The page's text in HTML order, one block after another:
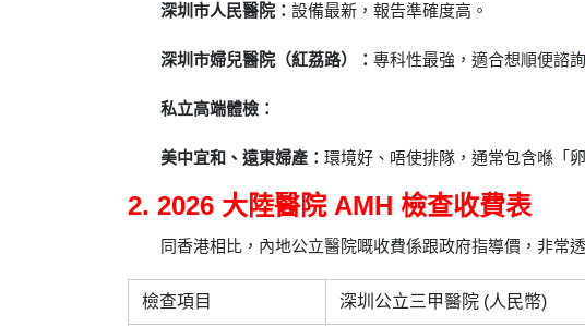
深圳市人民醫院： 設備最新，報告準確度高。
深圳市婦兒醫院（紅荔路）： 專科性最強，適合想順便諮詢
私立高端體檢：
美中宜和、遠東婦產： 環境好、唔使排隊，通常包含喺「
2. 2026 大陸醫院 AMH 檢查收費表
同香港相比，內地公立醫院嘅收費係跟政府指導價，非常透
檢查項目 深圳公立三甲醫院 (人民幣)